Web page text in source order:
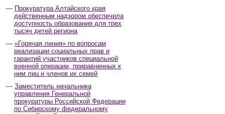
Прокуратура Алтайского края
действенным надзором обеспечила
доступность образования для трех
тысяч детей региона
«Горячая линия» по вопросам
реализации социальных прав и
гарантий участников специальной
военной операции, приравненных к
ним лиц и членов их семей
Заместитель начальника
управления Генеральной
прокуратуры Российской Федерации
по Сибирскому федеральному